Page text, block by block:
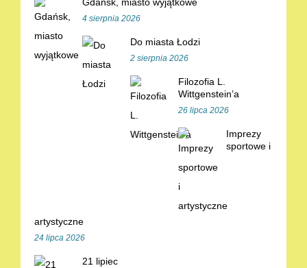
Gdańsk, miasto wyjątkowe
4 sierpnia 2026
Do miasta Łodzi
2 sierpnia 2026
Filozofia L.
Wittgenstein’a
26 lipca 2026
Imprezy
sportowe i
artystyczne
24 lipca 2026
21 lipiec